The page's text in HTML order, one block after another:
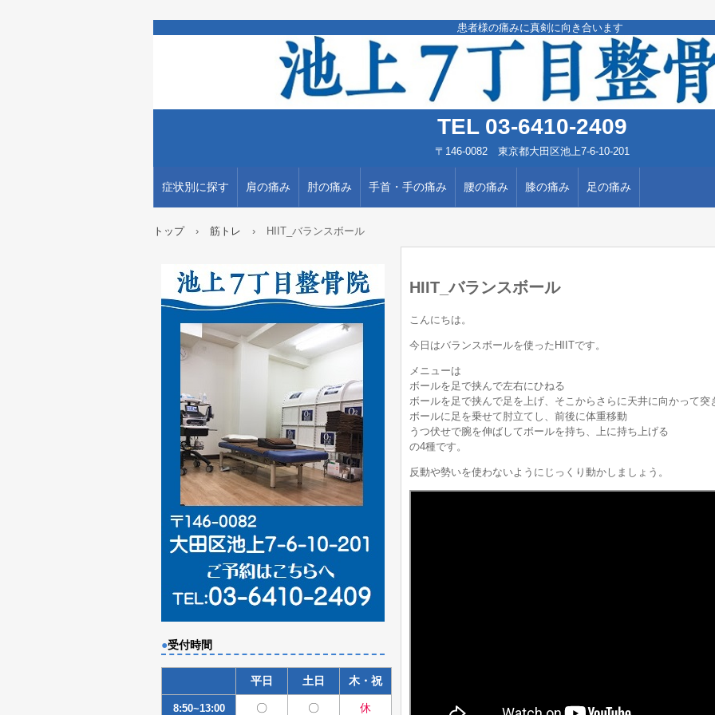
患者様の痛みに真剣に向き合います
TEL 03-6410-2409
〒146-0082 東京都大田区池上7-6-10-201
症状別に探す 肩の痛み 肘の痛み 手首・手の痛み 腰の痛み 膝の痛み 足の痛み
トップ › 筋トレ › HIIT_バランスボール
HIIT_バランスボール
こんにちは。
今日はバランスボールを使ったHIITです。
メニューは
ボールを足で挟んで左右にひねる
ボールを足で挟んで足を上げ、そこからさらに天井に向かって突
ボールに足を乗せて肘立てし、前後に体重移動
うつ伏せで腕を伸ばしてボールを持ち、上に持ち上げる
の4種です。
反動や勢いを使わないようにじっくり動かしましょう。
●受付時間
平日 土日 木・祝
8:50~13:00 〇 〇 休